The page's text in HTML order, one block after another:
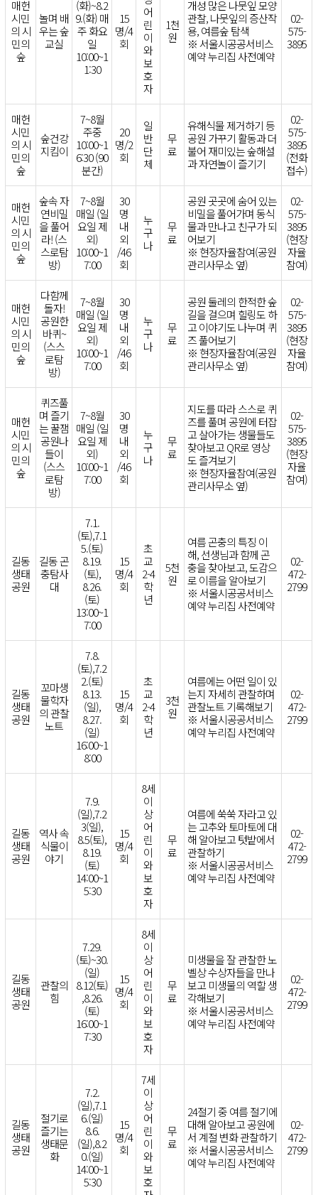
매헌
시민
의 시
민의
숲
놀며 배
우는 숲
교실
(화)~8.2
9.(화) 매
주 화요
일
10:00~1
1:30
15
명/4
회
어
린
이
와
보
호
자
1천
원
개성 많은 나뭇잎 모양
관찰, 나뭇잎의 증산작
용, 여름숲 탐색
※ 서울시공공서비스
예약 누리집 사전예약
02-
575-
3895
매헌
시민
의 시
민의
숲
숲건강
지킴이
7~8월
주중
10:00~1
6:30 (90
분간)
20
명/2
회
일
반
단
체
무
료
유해식물 제거하기 등
공원 가꾸기 활동과 더
불어 재미있는 숲해설
과 자연놀이 즐기기
02-
575-
3895
(전화
접수)
매헌
시민
의 시
민의
숲
숲속 자
연비밀
을 풀어
라! (스
스로탐
방)
7~8월
매일 (일
요일 제
외)
10:00~1
7:00
30
명
내
외
/46
회
누
구
나
무
료
공원 곳곳에 숨어 있는
비밀을 풀어가며 동식
물과 만나고 친구가 되
어보기
※ 현장자율참여(공원
관리사무소 옆)
02-
575-
3895
(현장
자율
참여)
매헌
시민
의 시
민의
숲
다함께
돌자!
공원한
바퀴~
(스스
로탐
방)
7~8월
매일 (일
요일 제
외)
10:00~1
7:00
30
명
내
외
/46
회
누
구
나
무
료
공원 둘레의 한적한 숲
길을 걸으며 힐링도 하
고 이야기도 나누며 퀴
즈 풀어보기
※ 현장자율참여(공원
관리사무소 옆)
02-
575-
3895
(현장
자율
참여)
매헌
시민
의 시
민의
숲
퀴즈풀
며 즐기
는 꿀잼
공원나
들이
(스스
로탐
방)
7~8월
매일 (일
요일 제
외)
10:00~1
7:00
30
명
내
외
/46
회
누
구
나
무
료
지도를 따라 스스로 퀴
즈를 풀며 공원에 터잡
고 살아가는 생물들도
찾아보고 QR로 영상
도 즐겨보기
※ 현장자율참여(공원
관리사무소 옆)
02-
575-
3895
(현장
자율
참여)
길동
생태
공원
길동 곤
충탐사
대
7.1.
(토),7.1
5.(토)
8.19.
(토),
8.26.
(토)
13:00~1
7:00
15
명/4
회
초
교
2-4
학
년
5천
원
여름 곤충의 특징 이
해, 선생님과 함께 곤
충을 찾아보고, 도감으
로 이름을 알아보기
※ 서울시공공서비스
예약 누리집 사전예약
02-
472-
2799
길동
생태
공원
꼬마생
물학자
의 관찰
노트
7.8.
(토),7.2
2.(토)
8.13.
(일),
8.27.
(일)
16:00~1
8:00
15
명/4
회
초
교
2-4
학
년
3천
원
여름에는 어떤 일이 있
는지 자세히 관찰하며
관찰노트 기록해보기
※ 서울시공공서비스
예약 누리집 사전예약
02-
472-
2799
길동
생태
공원
역사 속
식물이
야기
7.9.
(일),7.2
3(일),
8.5(토),
8.19.
(토)
14:00~1
5:30
15
명/4
회
8세
이
상
어
린
이
와
보
호
자
무
료
여름에 쑥쑥 자라고 있
는 고추와 토마토에 대
해 알아보고 텃밭에서
관찰하기
※ 서울시공공서비스
예약 누리집 사전예약
02-
472-
2799
길동
생태
공원
관찰의
힘
7.29.
(토)~30.
(일)
8.12(토)
,8.26.
(토)
16:00~1
7:30
15
명/4
회
8세
이
상
어
린
이
와
보
호
자
무
료
미생물을 잘 관찰한 노
벨상 수상자들을 만나
보고 미생물의 역할 생
각해보기
※ 서울시공공서비스
예약 누리집 사전예약
02-
472-
2799
길동
생태
공원
절기로
즐기는
생태문
화
7.2.
(일),7.1
6.(일)
8.6.
(일),8.2
0.(일)
14:00~1
5:30
15
명/4
회
7세
이
상
어
린
이
와
보
호
무
료
24절기 중 여름 절기에
대해 알아보고 공원에
서 계절 변화 관찰하기
※ 서울시공공서비스
예약 누리집 사전예약
02-
472-
2799